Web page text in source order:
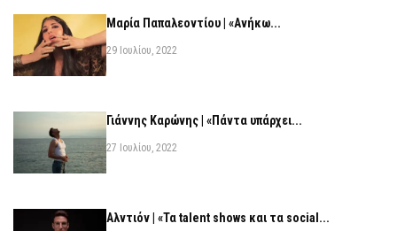
Μαρία Παπαλεοντίου | «Ανήκω...
29 Ιουλίου, 2022
Γιάννης Καρώνης | «Πάντα υπάρχει...
27 Ιουλίου, 2022
Αλντιόν | «Τα talent shows και τα social...